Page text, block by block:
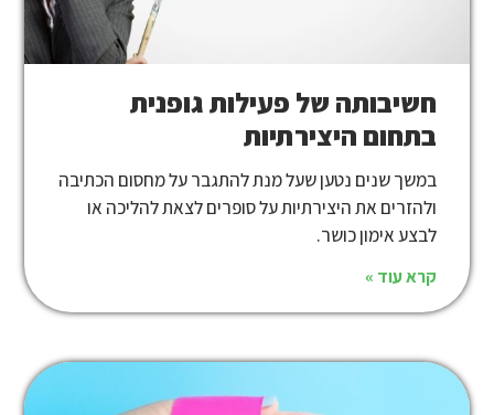
חשיבותה של פעילות גופנית
בתחום היצירתיות
במשך שנים נטען שעל מנת להתגבר על מחסום הכתיבה
ולהזרים את היצירתיות על סופרים לצאת להליכה או
לבצע אימון כושר.
קרא עוד »